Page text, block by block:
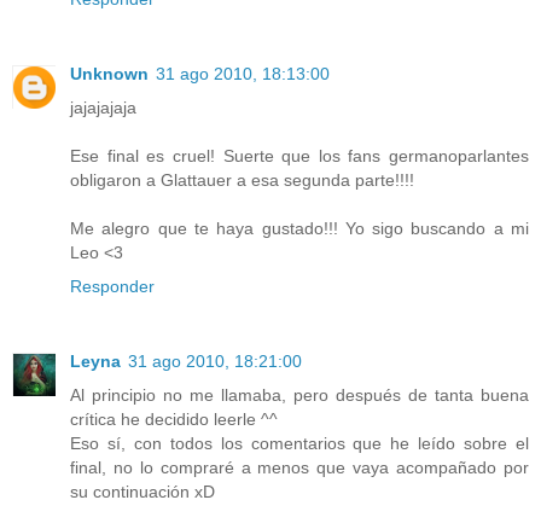
Unknown 31 ago 2010, 18:13:00
jajajajaja
Ese final es cruel! Suerte que los fans germanoparlantes
obligaron a Glattauer a esa segunda parte!!!!
Me alegro que te haya gustado!!! Yo sigo buscando a mi
Leo <3
Responder
Leyna 31 ago 2010, 18:21:00
Al principio no me llamaba, pero después de tanta buena
crítica he decidido leerle ^^
Eso sí, con todos los comentarios que he leído sobre el
final, no lo compraré a menos que vaya acompañado por
su continuación xD